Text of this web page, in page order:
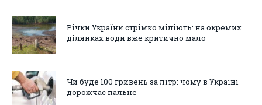
Річки України стрімко міліють: на окремих
ділянках води вже критично мало
Чи буде 100 гривень за літр: чому в Україні
дорожчає пальне